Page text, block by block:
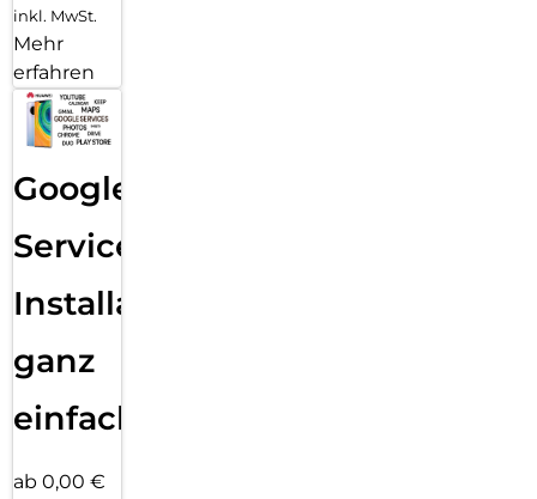
inkl. MwSt.
Mehr
erfahren
Google
Services
Installation
ganz
einfach
ab 0,00 €